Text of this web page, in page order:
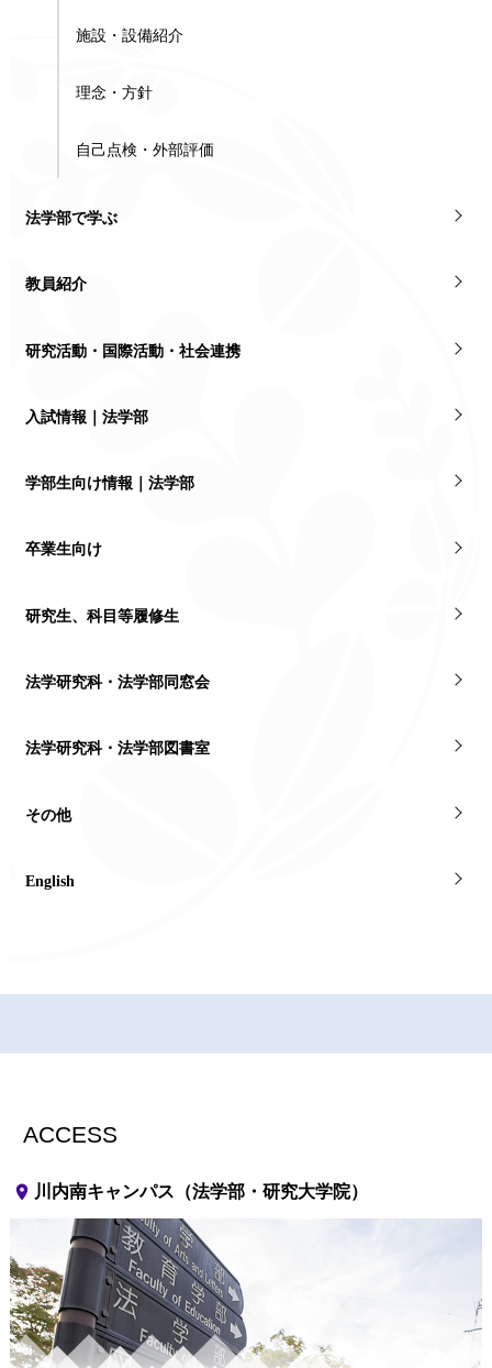
施設・設備紹介
理念・方針
自己点検・外部評価
法学部で学ぶ
教員紹介
研究活動・国際活動・社会連携
入試情報｜法学部
学部生向け情報｜法学部
卒業生向け
研究生、科目等履修生
法学研究科・法学部同窓会
法学研究科・法学部図書室
その他
English
ACCESS
place 川内南キャンパス（法学部・研究大学院）